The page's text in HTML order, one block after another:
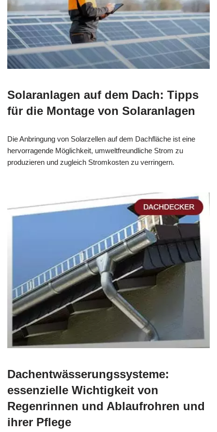
Solaranlagen auf dem Dach: Tipps
für die Montage von Solaranlagen
Die Anbringung von Solarzellen auf dem Dachfläche ist eine
hervorragende Möglichkeit, umweltfreundliche Strom zu
produzieren und zugleich Stromkosten zu verringern.
Dachentwässerungssysteme:
essenzielle Wichtigkeit von
Regenrinnen und Ablaufrohren und
ihrer Pflege